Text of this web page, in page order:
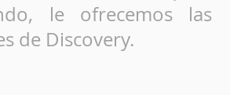
le ofrecemos las
de Discovery.